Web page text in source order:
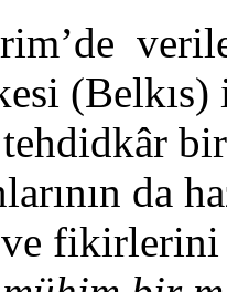
(Belkıs)
da
ve